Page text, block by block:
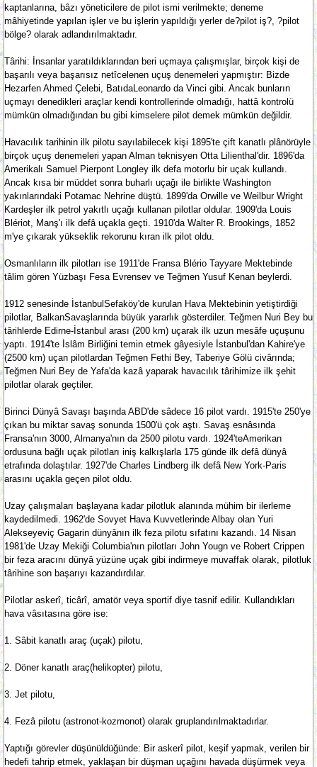
kaptanlarına, bâzı yöneticilere de pilot ismi verilmekte; deneme
mâhiyetinde yapılan işler ve bu işlerin yapıldığı yerler de?pilot iş?, ?pilot
bölge? olarak adlandırılmaktadır.
Târihi: İnsanlar yaratıldıklarından beri uçmaya çalışmışlar, birçok kişi de
başarılı veya başarısız netîcelenen uçuş denemeleri yapmıştır: Bizde
Hezarfen Ahmed Çelebi, BatıdaLeonardo da Vinci gibi. Ancak bunların
uçmayı denedikleri araçlar kendi kontrollerinde olmadığı, hattâ kontrolü
mümkün olmadığından bu gibi kimselere pilot demek mümkün değildir.
Havacılık tarihinin ilk pilotu sayılabilecek kişi 1895'te çift kanatlı plânörüyle
birçok uçuş denemeleri yapan Alman teknisyen Otta Lilienthal'dir. 1896'da
Amerikalı Samuel Pierpont Longley ilk defa motorlu bir uçak kullandı.
Ancak kısa bir müddet sonra buharlı uçağı ile birlikte Washington
yakınlarındaki Potamac Nehrine düştü. 1899'da Orwille ve Weilbur Wright
Kardeşler ilk petrol yakıtlı uçağı kullanan pilotlar oldular. 1909'da Louis
Blériot, Manş'ı ilk defâ uçakla geçti. 1910'da Walter R. Brookings, 1852
m'ye çıkarak yükseklik rekorunu kıran ilk pilot oldu.
Osmanlıların ilk pilotları ise 1911'de Fransa Blério Tayyare Mektebinde
tâlim gören Yüzbaşı Fesa Evrensev ve Teğmen Yusuf Kenan beylerdi.
1912 senesinde İstanbulSefaköy'de kurulan Hava Mektebinin yetiştirdiği
pilotlar, BalkanSavaşlarında büyük yararlık gösterdiler. Teğmen Nuri Bey bu
târihlerde Edirne-İstanbul arası (200 km) uçarak ilk uzun mesâfe uçuşunu
yaptı. 1914'te İslâm Birliğini temin etmek gâyesiyle İstanbul'dan Kahire'ye
(2500 km) uçan pilotlardan Teğmen Fethi Bey, Taberiye Gölü civârında;
Teğmen Nuri Bey de Yafa'da kazâ yaparak havacılık târihimize ilk şehit
pilotlar olarak geçtiler.
Birinci Dünyâ Savaşı başında ABD'de sâdece 16 pilot vardı. 1915'te 250'ye
çıkan bu miktar savaş sonunda 1500'ü çok aştı. Savaş esnâsında
Fransa'nın 3000, Almanya'nın da 2500 pilotu vardı. 1924'teAmerikan
ordusuna bağlı uçak pilotları iniş kalkışlarla 175 günde ilk defâ dünyâ
etrafında dolaştılar. 1927'de Charles Lindberg ilk defâ New York-Paris
arasını uçakla geçen pilot oldu.
Uzay çalışmaları başlayana kadar pilotluk alanında mühim bir ilerleme
kaydedilmedi. 1962'de Sovyet Hava Kuvvetlerinde Albay olan Yuri
Alekseyeviç Gagarin dünyânın ilk feza pilotu sıfatını kazandı. 14 Nisan
1981'de Uzay Mekiği Columbia'nın pilotları John Yougn ve Robert Crippen
bir feza aracını dünyâ yüzüne uçak gibi indirmeye muvaffak olarak, pilotluk
târihine son başarıyı kazandırdılar.
Pilotlar askerî, ticârî, amatör veya sportif diye tasnif edilir. Kullandıkları
hava vâsıtasına göre ise:
1. Sâbit kanatlı araç (uçak) pilotu,
2. Döner kanatlı araç(helikopter) pilotu,
3. Jet pilotu,
4. Fezâ pilotu (astronot-kozmonot) olarak gruplandırılmaktadırlar.
Yaptığı görevler düşünüldüğünde: Bir askerî pilot, keşif yapmak, verilen bir
hedefi tahrip etmek, yaklaşan bir düşman uçağını havada düşürmek veya